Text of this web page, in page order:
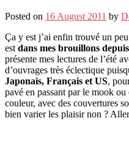
Posted on 16 August 2011 by
Ça y est j’ai enfin trouvé un
estdans mes brouillons
présente mes lectures de l’été
d’ouvrages très éclectique
Japonais, Français et US,
pavé en passant par le mook
couleur, avec des couvertures
bien varier les plaisir non ?